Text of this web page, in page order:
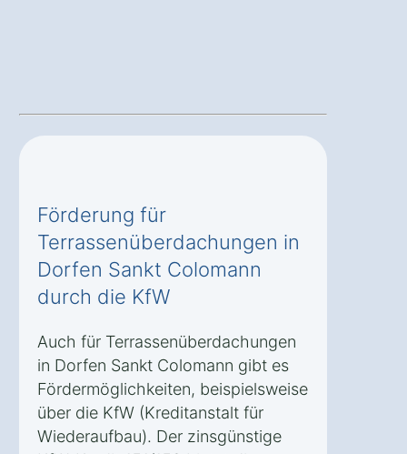
Förderung für
Terrassenüberdachungen in
Dorfen Sankt Colomann
durch die KfW
Auch für Terrassenüberdachungen
in Dorfen Sankt Colomann gibt es
Fördermöglichkeiten, beispielsweise
über die KfW (Kreditanstalt für
Wiederaufbau). Der zinsgünstige